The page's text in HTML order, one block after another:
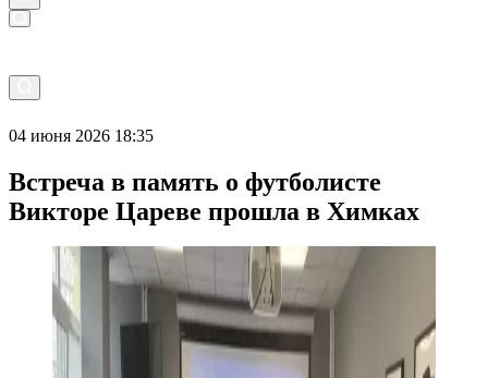
04 июня 2026 18:35
Встреча в память о футболисте
Викторе Цареве прошла в Химках